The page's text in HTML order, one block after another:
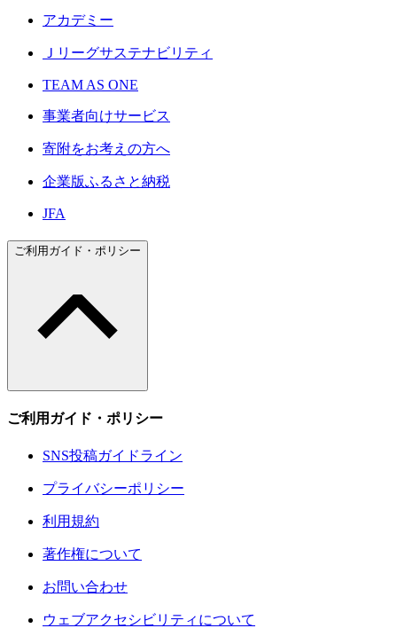
アカデミー
Ｊリーグサステナビリティ
TEAM AS ONE
事業者向けサービス
寄附をお考えの方へ
企業版ふるさと納税
JFA
ご利用ガイド・ポリシー
ご利用ガイド・ポリシー
SNS投稿ガイドライン
プライバシーポリシー
利用規約
著作権について
お問い合わせ
ウェブアクセシビリティについて